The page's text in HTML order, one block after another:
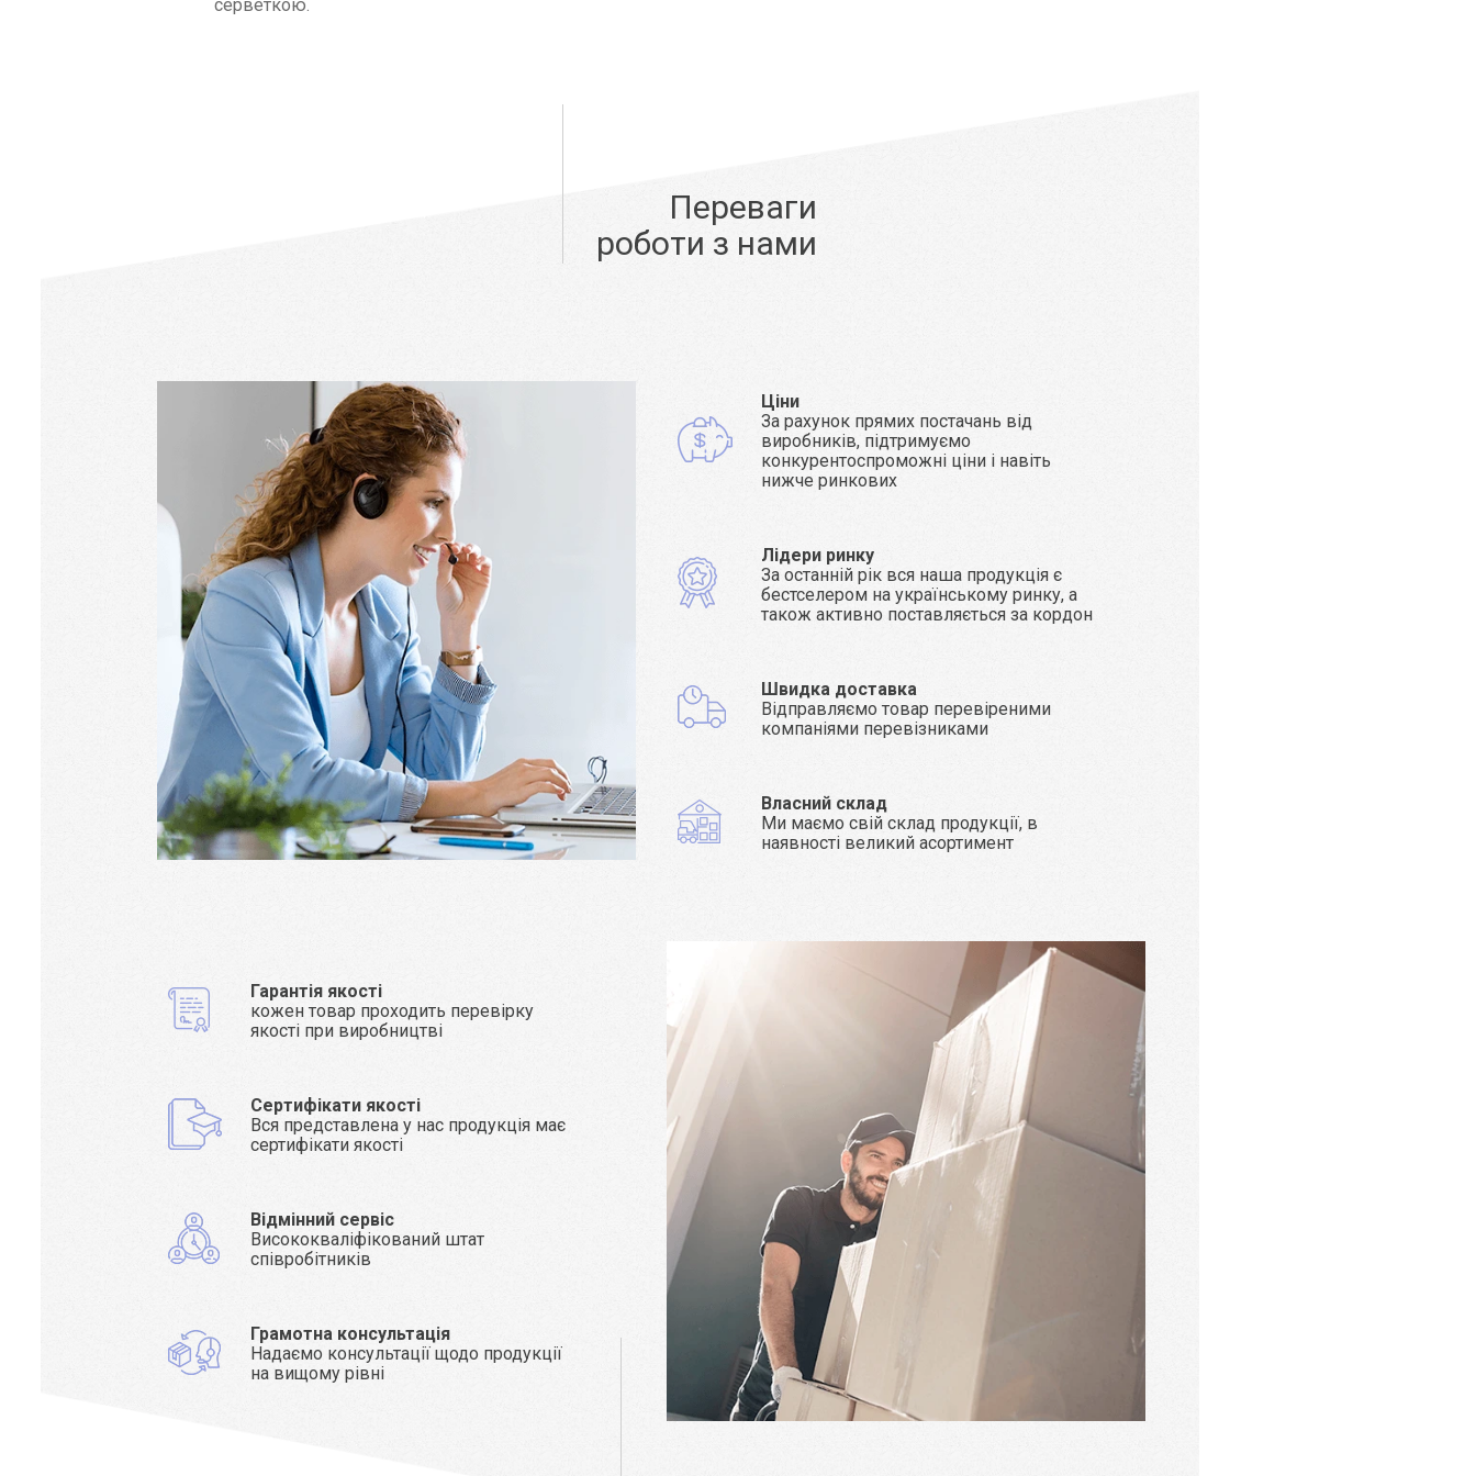
серветкою.
Переваги
роботи з нами
Ціни
За рахунок прямих постачань від
виробників, підтримуємо
конкурентоспроможні ціни і навіть
нижче ринкових
Лідери ринку
За останній рік вся наша продукція є
бестселером на українському ринку, а
також активно поставляється за кордон
Швидка доставка
Відправляємо товар перевіреними
компаніями перевізниками
Власний склад
Ми маємо свій склад продукції, в
наявності великий асортимент
Гарантія якості
кожен товар проходить перевірку
якості при виробництві
Сертифікати якості
Вся представлена у нас продукція має
сертифікати якості
Відмінний сервіс
Висококваліфікований штат
співробітників
Грамотна консультація
Надаємо консультації щодо продукції
на вищому рівні